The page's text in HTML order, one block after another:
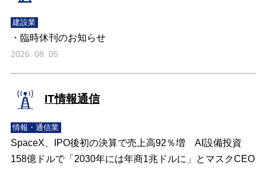
建設業
・臨時休刊のお知らせ
2026. 08. 05
IT情報通信
情報・通信業
SpaceX、IPO後初の決算で売上高92％増 AI設備投資
158億ドルで「2030年には年商1兆ドルに」とマスクCEO